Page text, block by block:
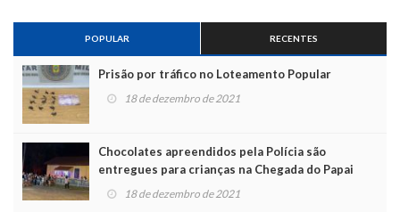
POPULAR RECENTES
Prisão por tráfico no Loteamento Popular
18 de dezembro de 2021
Chocolates apreendidos pela Polícia são
entregues para crianças na Chegada do Papai
Noel
18 de dezembro de 2021